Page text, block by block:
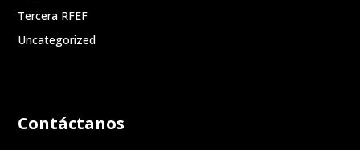
Tercera RFEF
Uncategorized
Contáctanos